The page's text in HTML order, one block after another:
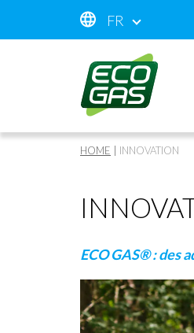
FR
HOME INNOVATION
ECO GAS® : des